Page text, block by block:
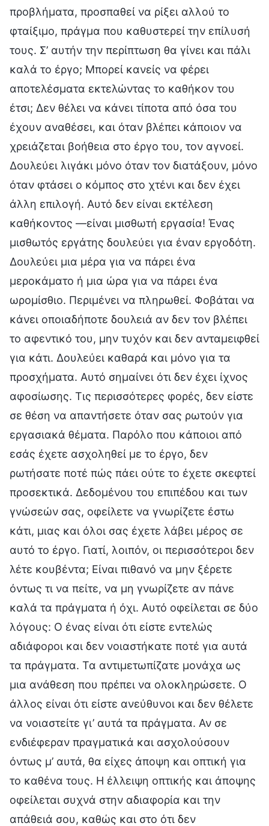
προβλήματα, προσπαθεί να ρίξει αλλού το
φταίξιμο, πράγμα που καθυστερεί την επίλυσή
τους. Σ’ αυτήν την περίπτωση θα γίνει και πάλι
καλά το έργο; Μπορεί κανείς να φέρει
αποτελέσματα εκτελώντας το καθήκον του
έτσι; Δεν θέλει να κάνει τίποτα από όσα του
έχουν αναθέσει, και όταν βλέπει κάποιον να
χρειάζεται βοήθεια στο έργο του, τον αγνοεί.
Δουλεύει λιγάκι μόνο όταν τον διατάξουν, μόνο
όταν φτάσει ο κόμπος στο χτένι και δεν έχει
άλλη επιλογή. Αυτό δεν είναι εκτέλεση
καθήκοντος —είναι μισθωτή εργασία! Ένας
μισθωτός εργάτης δουλεύει για έναν εργοδότη.
Δουλεύει μια μέρα για να πάρει ένα
μεροκάματο ή μια ώρα για να πάρει ένα
ωρομίσθιο. Περιμένει να πληρωθεί. Φοβάται να
κάνει οποιαδήποτε δουλειά αν δεν τον βλέπει
το αφεντικό του, μην τυχόν και δεν ανταμειφθεί
για κάτι. Δουλεύει καθαρά και μόνο για τα
προσχήματα. Αυτό σημαίνει ότι δεν έχει ίχνος
αφοσίωσης. Τις περισσότερες φορές, δεν είστε
σε θέση να απαντήσετε όταν σας ρωτούν για
εργασιακά θέματα. Παρόλο που κάποιοι από
εσάς έχετε ασχοληθεί με το έργο, δεν
ρωτήσατε ποτέ πώς πάει ούτε το έχετε σκεφτεί
προσεκτικά. Δεδομένου του επιπέδου και των
γνώσεών σας, οφείλετε να γνωρίζετε έστω
κάτι, μιας και όλοι σας έχετε λάβει μέρος σε
αυτό το έργο. Γιατί, λοιπόν, οι περισσότεροι δεν
λέτε κουβέντα; Είναι πιθανό να μην ξέρετε
όντως τι να πείτε, να μη γνωρίζετε αν πάνε
καλά τα πράγματα ή όχι. Αυτό οφείλεται σε δύο
λόγους: Ο ένας είναι ότι είστε εντελώς
αδιάφοροι και δεν νοιαστήκατε ποτέ για αυτά
τα πράγματα. Τα αντιμετωπίζατε μονάχα ως
μια ανάθεση που πρέπει να ολοκληρώσετε. Ο
άλλος είναι ότι είστε ανεύθυνοι και δεν θέλετε
να νοιαστείτε γι’ αυτά τα πράγματα. Αν σε
ενδιέφεραν πραγματικά και ασχολούσουν
όντως μ’ αυτά, θα είχες άποψη και οπτική για
το καθένα τους. Η έλλειψη οπτικής και άποψης
οφείλεται συχνά στην αδιαφορία και την
απάθειά σου, καθώς και στο ότι δεν